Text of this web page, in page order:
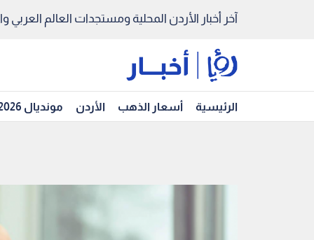
آخر أخبار الأردن المحلية ومستجدات العالم العربي
الرئيسية أسعار الذهب الأردن مونديال 2026